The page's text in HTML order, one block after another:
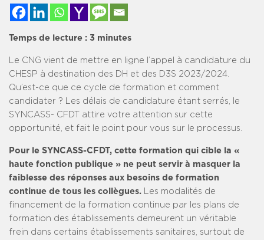
Temps de lecture : 3 minutes
Le CNG vient de mettre en ligne l’appel à candidature du
CHESP à destination des DH et des D3S 2023/2024.
Qu’est-ce que ce cycle de formation et comment
candidater ? Les délais de candidature étant serrés, le
SYNCASS- CFDT attire votre attention sur cette
opportunité, et fait le point pour vous sur le processus.
Pour le SYNCASS-CFDT, cette formation qui cible la «
haute fonction publique » ne peut servir à masquer la
faiblesse des réponses aux besoins de formation
continue de tous les collègues. Les modalités de
financement de la formation continue par les plans de
formation des établissements demeurent un véritable
frein dans certains établissements sanitaires, surtout de